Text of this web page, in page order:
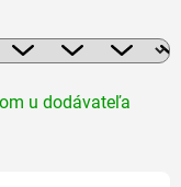
u dodávateľa